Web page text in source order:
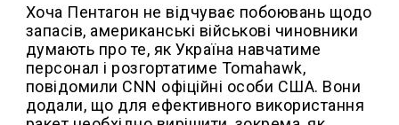
Хоча Пентагон не відчуває побоювань щодо
запасів, американські військові чиновники
думають про те, як Україна навчатиме
персонал і розгортатиме Tomahawk,
повідомили CNN офіційні особи США. Вони
додали, що для ефективного використання